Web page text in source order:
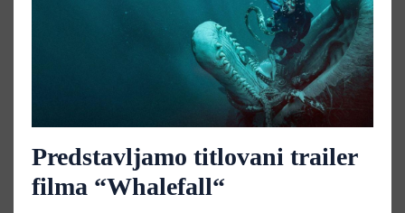
Predstavljamo titlovani trailer
filma “Whalefall“